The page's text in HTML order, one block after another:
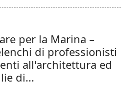
per la Marina –
di professionisti
all'architettura ed
di...